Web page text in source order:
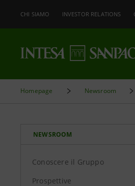
CHI SIAMO INVESTOR RELATIONS
Homepage Newsroom
NEWSROOM
Conoscere il Gruppo
Prospettive